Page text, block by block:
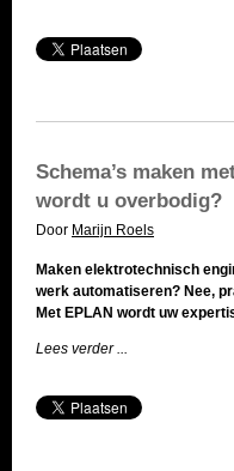
Schema’s maken
wordt u overbodig?
Door Marijn Roels
Maken elektrotechnisch
werk automatiseren? Nee,
Met EPLAN wordt uw
Lees verder ...